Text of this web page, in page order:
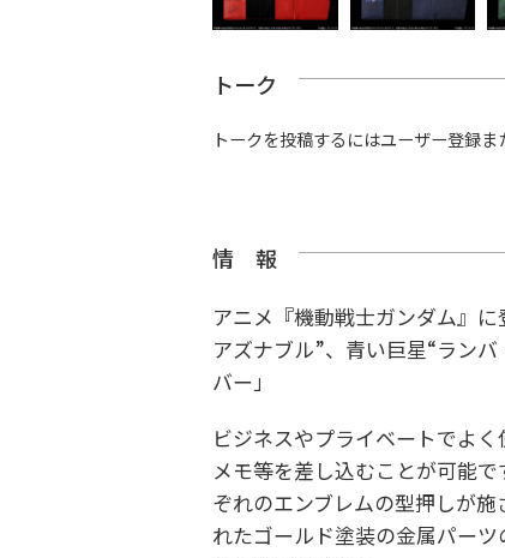
トーク
トークを投稿するにはユーザー登録ま
情 報
アニメ『機動戦士ガンダム』
アズナブル”、青い巨星“ラン
バー」
ビジネスやプライベートでよ
メモ等を差し込むことが可能
ぞれのエンブレムの型押しが
れたゴールド塗装の金属パー